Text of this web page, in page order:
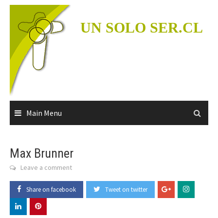
Skip
content
UN SOLO SER.CL
Main Menu
Max Brunner
Leave a comment
Share on facebook Tweet on twitter